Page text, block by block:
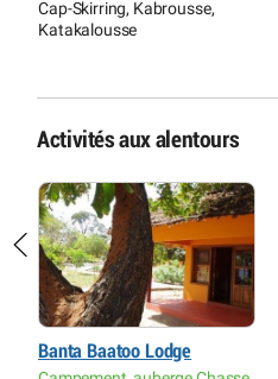
Cap-Skirring, Kabrousse,
Katakalousse
Activités aux alentours
Banta Baatoo Lodge